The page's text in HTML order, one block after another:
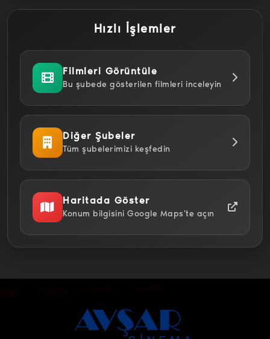
Hızlı İşlemler
Filmleri Görüntüle
Bu şubede gösterilen filmleri inceleyin
Diğer Şubeler
Tüm şubelerimizi keşfedin
Haritada Göster
Konum bilgisini Google Maps'te açın